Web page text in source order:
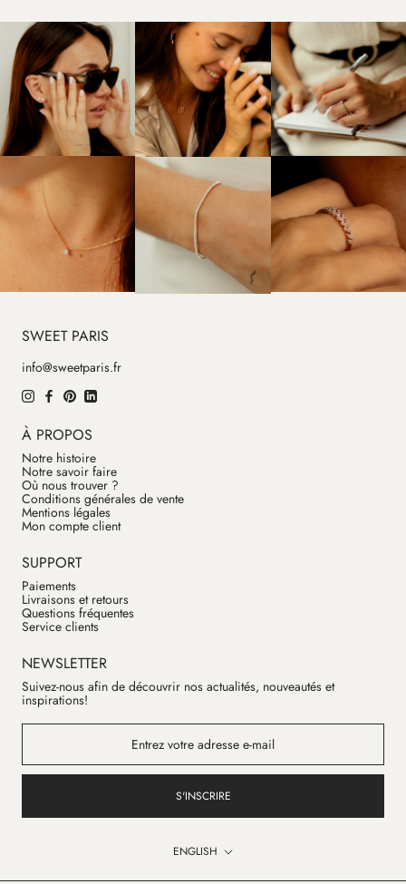
SWEET PARIS
info@sweetparis.fr
À PROPOS
Notre histoire
Notre savoir faire
Où nous trouver ?
Conditions générales de vente
Mentions légales
Mon compte client
SUPPORT
Paiements
Livraisons et retours
Questions fréquentes
Service clients
NEWSLETTER
Suivez-nous afin de découvrir nos actualités, nouveautés et
inspirations!
S'INSCRIRE
Language
ENGLISH